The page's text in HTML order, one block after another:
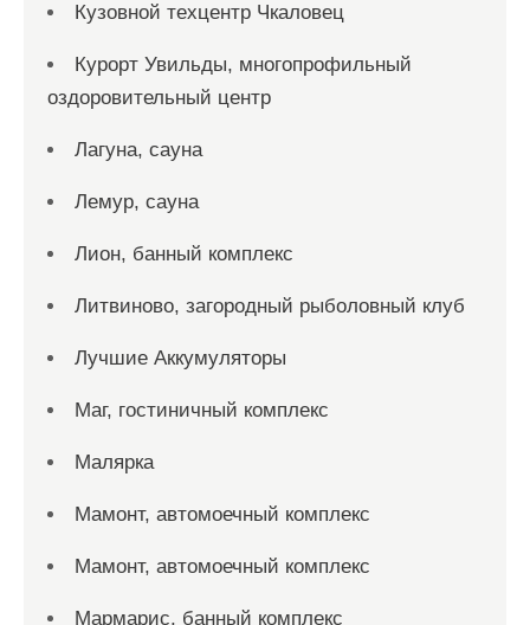
Кузовной техцентр Чкаловец
Курорт Увильды, многопрофильный
оздоровительный центр
Лагуна, сауна
Лемур, сауна
Лион, банный комплекс
Литвиново, загородный рыболовный клуб
Лучшие Аккумуляторы
Маг, гостиничный комплекс
Малярка
Мамонт, автомоечный комплекс
Мамонт, автомоечный комплекс
Мармарис, банный комплекс